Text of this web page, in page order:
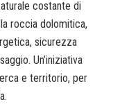
costante di
roccia dolomitica,
sicurezza
Un’iniziativa
e territorio, per